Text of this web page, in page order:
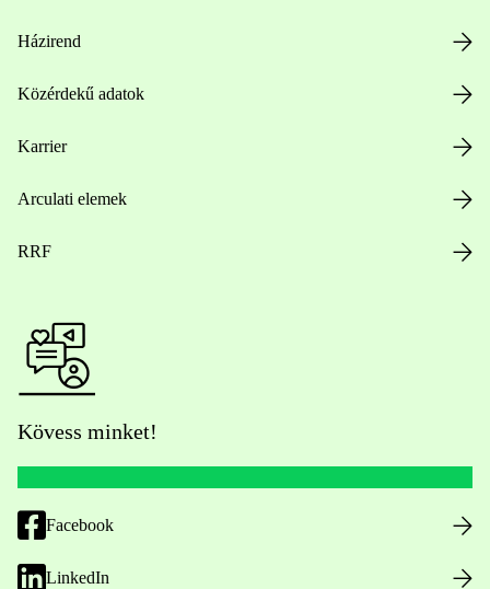
Házirend
Közérdekű adatok
Karrier
Arculati elemek
RRF
Kövess minket!
Facebook
LinkedIn